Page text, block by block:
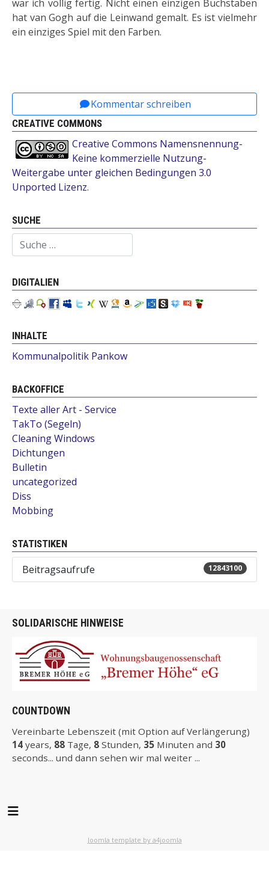
war ich völlig fertig. Nicht einen einzigen Buchstaben
hat van Gogh auf die Leinwand gemalt. Es ist vielmehr
ein einziges Spiel mit den Farben.
Kommentar schreiben
CREATIVE COMMONS
Creative Commons Namensnennung-
Keine kommerzielle Nutzung-
Weitergabe unter gleichen Bedingungen 3.0
Unported Lizenz.
SUCHE
Suchen
DIGITALIEN
INHALTE
Kommunalpolitik Pankow
BACKOFFICE
Texte aller Art - Service
TakTo (Segeln)
Cleaning Windows
Dichtungen
Bulletin
uncategorized
Diss
Mobbing
STATISTIKEN
Beitragsaufrufe 12843100
SOLIDARISCHE HINWEISE
COUNTDOWN
Vereinbarte Lebenszeit (mit Option auf Verlängerung)
14 years, 88 Tage, 8 Stunden, 35 Minuten and 29
seconds... und dann sehen wir mal weiter ...
Joomla template by a4joomla